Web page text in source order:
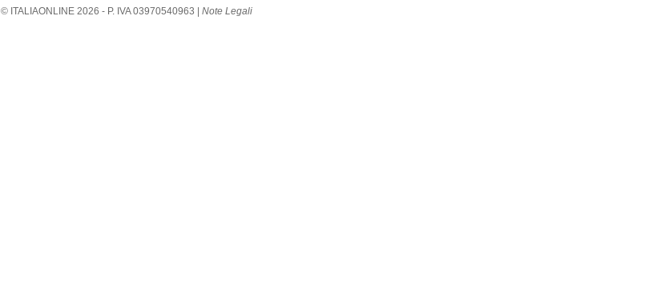
© ITALIAONLINE 2026 - P. IVA 03970540963 | Note Legali